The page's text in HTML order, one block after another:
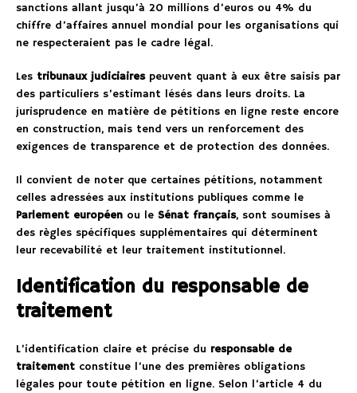
sanctions allant jusqu’à 20 millions d’euros ou 4% du
chiffre d’affaires annuel mondial pour les organisations qui
ne respecteraient pas le cadre légal.
Les tribunaux judiciairespeuvent quant à eux être saisis par
des particuliers s’estimant lésés dans leurs droits. La
jurisprudence en matière de pétitions en ligne reste encore
en construction, mais tend vers un renforcement des
exigences de transparence et de protection des données.
Il convient de noter que certaines pétitions, notamment
celles adressées aux institutions publiques comme le
Parlement européen ou le Sénat français, sont soumises à
des règles spécifiques supplémentaires qui déterminent
leur recevabilité et leur traitement institutionnel.
Identification du responsable de
traitement
L’identification claire et précise du responsable de
traitement constitue l’une des premières obligations
légales pour toute pétition en ligne. Selon l’article 4 du